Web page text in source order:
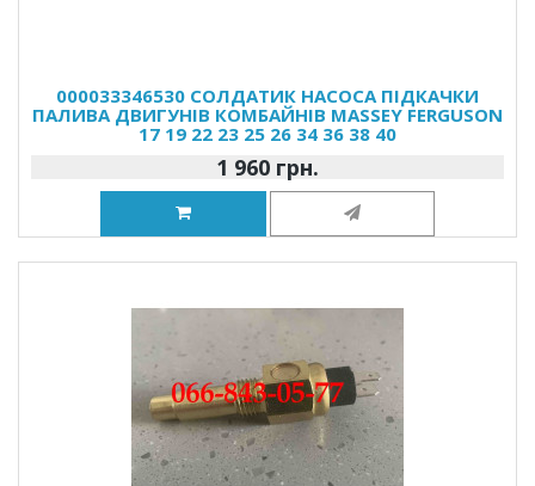
000033346530 СОЛДАТИК НАСОСА ПІДКАЧКИ
ПАЛИВА ДВИГУНІВ КОМБАЙНІВ MASSEY FERGUSON
17 19 22 23 25 26 34 36 38 40
1 960 грн.